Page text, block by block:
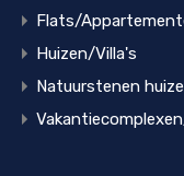
Flats/
Huizen/Villa's
Natuurstenen